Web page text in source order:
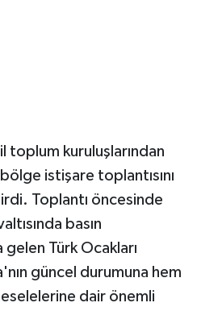
toplum kuruluşlarından
istişare toplantısını
Toplantı öncesinde
basın
Türk Ocakları
güncel durumuna hem
dair önemli